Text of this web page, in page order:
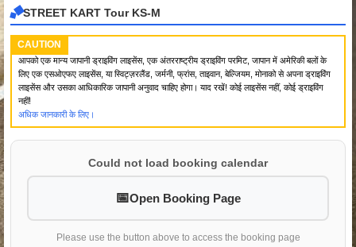
STREET KART Tour KS-M
CAUTION
आपको एक मान्य जापानी ड्राइविंग लाइसेंस, एक अंतरराष्ट्रीय ड्राइविंग परमिट, जापान में अमेरिकी बलों के
लिए एक एसओएफए लाइसेंस, या स्विट्ज़रलैंड, जर्मनी, फ्रांस, ताइवान, बेल्जियम, मोनाको से अपना ड्राइविंग
लाइसेंस और उसका आधिकारिक जापानी अनुवाद चाहिए होगा। याद रखें! कोई लाइसेंस नहीं, कोई ड्राइविंग
नहीं!
अधिक जानकारी के लिए।
Could not load booking calendar
Open Booking Page
Please use the button above to access the booking page